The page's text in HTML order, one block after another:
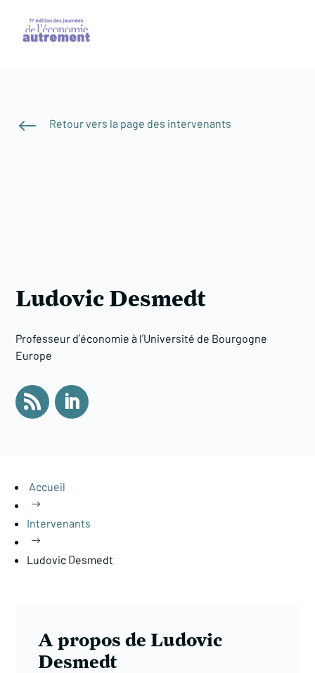
# Retour vers la page des intervenants
Ludovic Desmedt
Professeur d’économie à l’Université de Bourgogne
Europe
Accueil
$
Intervenants
$
Ludovic Desmedt
A propos de Ludovic
Desmedt